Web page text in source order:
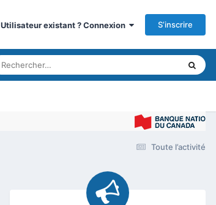
Utilisateur existant ? Connexion S’inscrire
Toute l’activité